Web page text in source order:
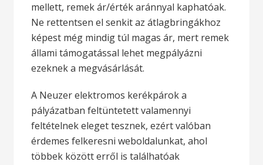
mellett, remek ár/érték aránnyal kaphatóak.
Ne rettentsen el senkit az átlagbringákhoz
képest még mindig túl magas ár, mert remek
állami támogatással lehet megpályázni
ezeknek a megvásárlását.
A Neuzer elektromos kerékpárok a
pályázatban feltüntetett valamennyi
feltételnek eleget tesznek, ezért valóban
érdemes felkeresni weboldalunkat, ahol
többek között erről is találhatóak